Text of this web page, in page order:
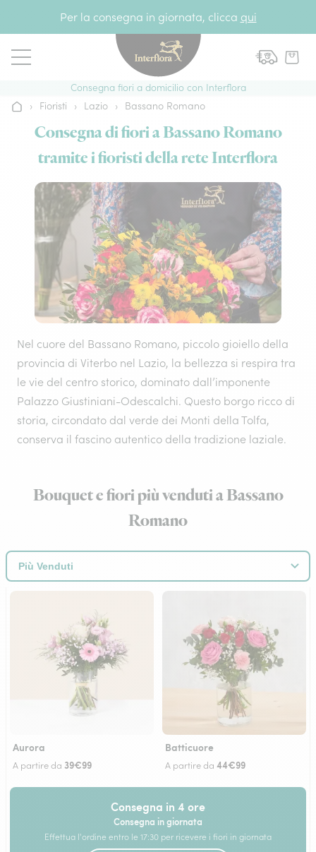
Per la consegna in giornata, clicca qui
Consegna fiori a domicilio con Interflora
Home› Fioristi › Lazio › Bassano Romano
Consegna di fiori a Bassano Romano
tramite i fioristi della rete Interflora
Nel cuore del Bassano Romano, piccolo gioiello della
provincia di Viterbo nel Lazio, la bellezza si respira tra
le vie del centro storico, dominato dall’imponente
Palazzo Giustiniani-Odescalchi. Questo borgo ricco di
storia, circondato dal verde dei Monti della Tolfa,
conserva il fascino autentico della tradizione laziale.
Bouquet e fiori più venduti a Bassano
Romano
Aurora
A partire da 39€99
Batticuore
A partire da 44€99
Consegna in 4 ore
Consegna in giornata
Effettua l'ordine entro le 17:30 per ricevere i fiori in giornata